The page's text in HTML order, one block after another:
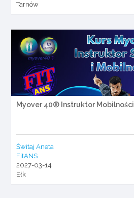
Tarnów
Myover 40® Instruktor Mobilności
Świtaj Aneta
FitANS
2027-03-14
Ełk